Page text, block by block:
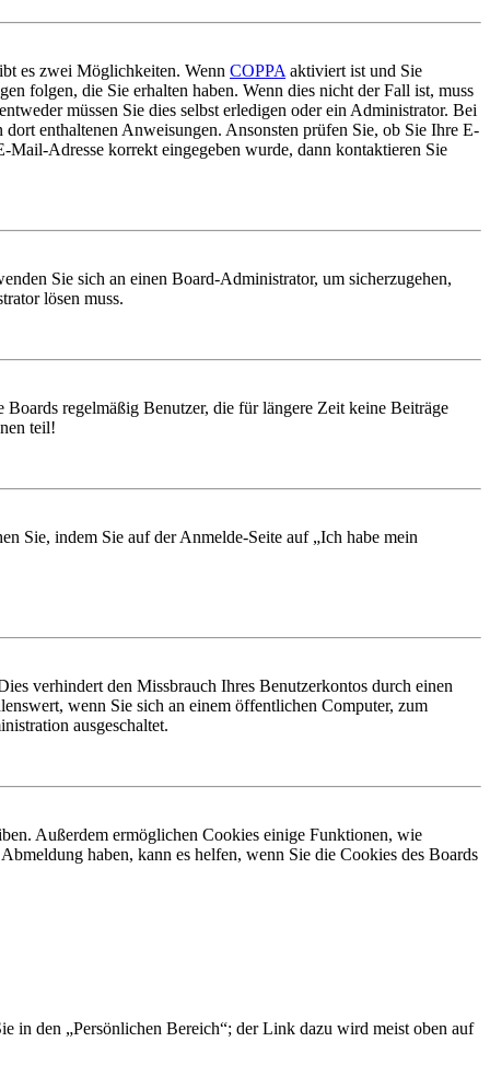
es zwei Möglichkeiten. Wenn COPPA aktiviert ist und Sie
folgen, die Sie erhalten haben. Wenn dies nicht der Fall ist, muss
müssen Sie dies selbst erledigen oder ein Administrator. Bei
enthaltenen Anweisungen. Ansonsten prüfen Sie, ob Sie Ihre E-
Adresse korrekt eingegeben wurde, dann kontaktieren Sie
Sie sich an einen Board-Administrator, um sicherzugehen,
lösen muss.
regelmäßig Benutzer, die für längere Zeit keine Beiträge
teil!
Sie, indem Sie auf der Anmelde-Seite auf „Ich habe mein
verhindert den Missbrauch Ihres Benutzerkontos durch einen
wenn Sie sich an einem öffentlichen Computer, zum
ausgeschaltet.
Außerdem ermöglichen Cookies einige Funktionen, wie
haben, kann es helfen, wenn Sie die Cookies des Boards
in den „Persönlichen Bereich“; der Link dazu wird meist oben auf